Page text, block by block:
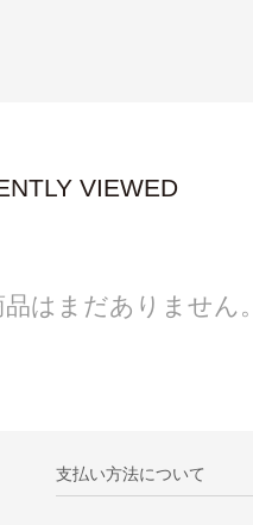
VIEWED
はまだありません。
支払い方法について